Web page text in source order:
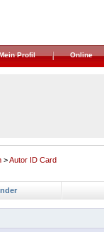
Profil Online
>Autor ID Card